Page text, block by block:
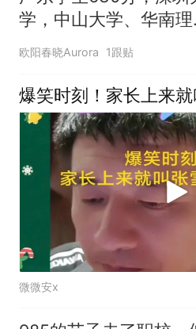
学，中山大学、华南理
怎么选！
欧阳春晓Aurora 1跟贴
爆笑时刻！家长上来就
微微安x